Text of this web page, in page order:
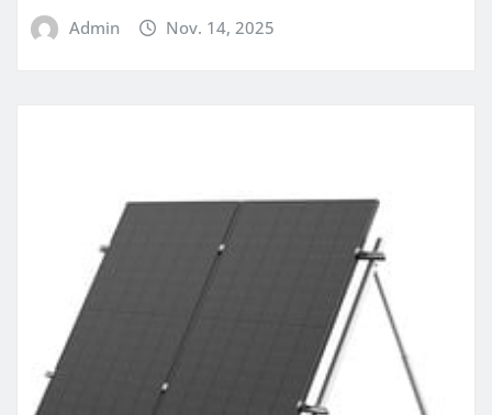
Admin Nov. 14, 2025